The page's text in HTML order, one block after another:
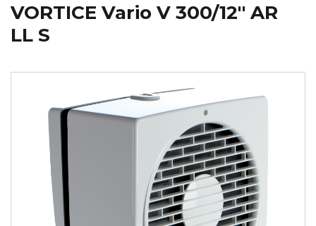
VORTICE Vario V 300/12" AR
LL S